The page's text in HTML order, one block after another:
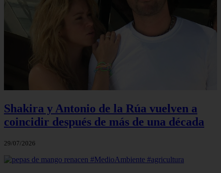
Shakira y Antonio de la Rúa vuelven a
coincidir después de más de una década
29/07/2026